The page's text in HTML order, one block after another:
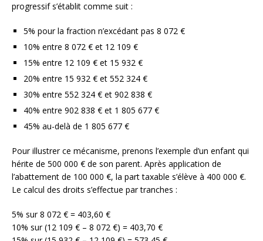
progressif s’établit comme suit :
5% pour la fraction n’excédant pas 8 072 €
10% entre 8 072 € et 12 109 €
15% entre 12 109 € et 15 932 €
20% entre 15 932 € et 552 324 €
30% entre 552 324 € et 902 838 €
40% entre 902 838 € et 1 805 677 €
45% au-delà de 1 805 677 €
Pour illustrer ce mécanisme, prenons l’exemple d’un enfant qui
hérite de 500 000 € de son parent. Après application de
l’abattement de 100 000 €, la part taxable s’élève à 400 000 €.
Le calcul des droits s’effectue par tranches :
5% sur 8 072 € = 403,60 €
10% sur (12 109 € – 8 072 €) = 403,70 €